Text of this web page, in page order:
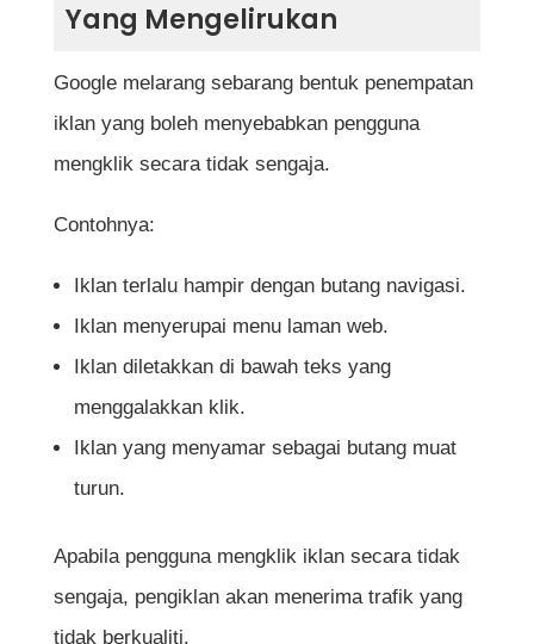
Yang Mengelirukan
Google melarang sebarang bentuk penempatan
iklan yang boleh menyebabkan pengguna
mengklik secara tidak sengaja.
Contohnya:
Iklan terlalu hampir dengan butang navigasi.
Iklan menyerupai menu laman web.
Iklan diletakkan di bawah teks yang
menggalakkan klik.
Iklan yang menyamar sebagai butang muat
turun.
Apabila pengguna mengklik iklan secara tidak
sengaja, pengiklan akan menerima trafik yang
tidak berkualiti.